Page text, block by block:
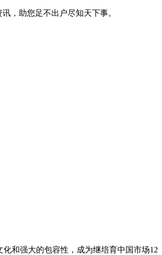
，助您足不出户尽知天下事。
和强大的包容性，成为继培育中国市场12